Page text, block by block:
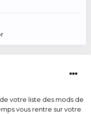
votre liste des mods de
vous rentre sur votre